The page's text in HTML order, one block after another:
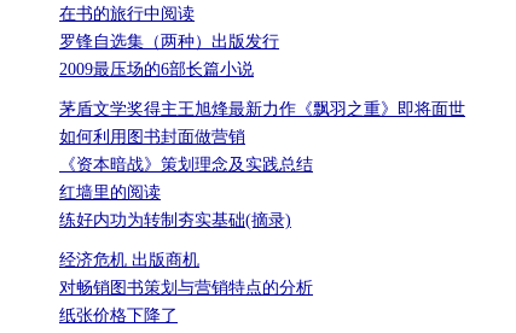
在书的旅行中阅读
罗锋自选集（两种）出版发行
2009最压场的6部长篇小说
茅盾文学奖得主王旭烽最新力作《飘羽之重》即将面世
如何利用图书封面做营销
《资本暗战》策划理念及实践总结
红墙里的阅读
练好内功为转制夯实基础(摘录)
经济危机 出版商机
对畅销图书策划与营销特点的分析
纸张价格下降了